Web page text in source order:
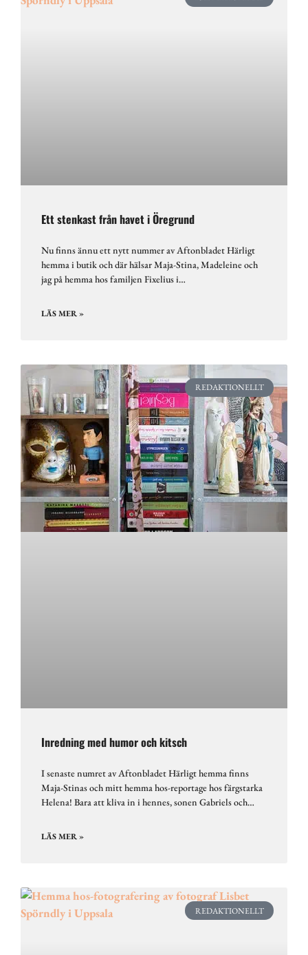
Ett stenkast från havet i Öregrund
Nu finns ännu ett nytt nummer av Aftonbladet Härligt
hemma i butik och där hälsar Maja-Stina, Madeleine och
jag på hemma hos familjen Fixelius i…
LÄS MER »
REDAKTIONELLT
Inredning med humor och kitsch
I senaste numret av Aftonbladet Härligt hemma finns
Maja-Stinas och mitt hemma hos-reportage hos färgstarka
Helena! Bara att kliva in i hennes, sonen Gabriels och…
LÄS MER »
REDAKTIONELLT